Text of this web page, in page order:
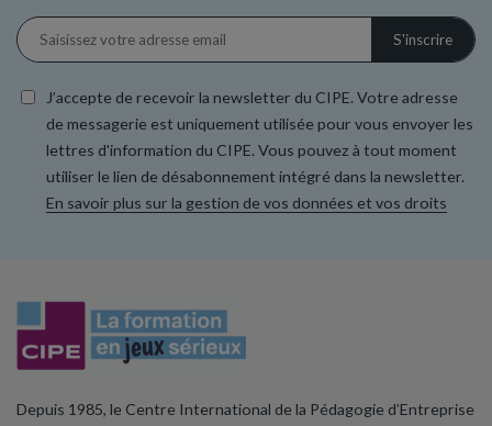
J’accepte de recevoir la newsletter du CIPE. Votre adresse
de messagerie est uniquement utilisée pour vous envoyer les
lettres d'information du CIPE. Vous pouvez à tout moment
utiliser le lien de désabonnement intégré dans la newsletter.
En savoir plus sur la gestion de vos données et vos droits
Depuis 1985, le Centre International de la Pédagogie d’Entreprise